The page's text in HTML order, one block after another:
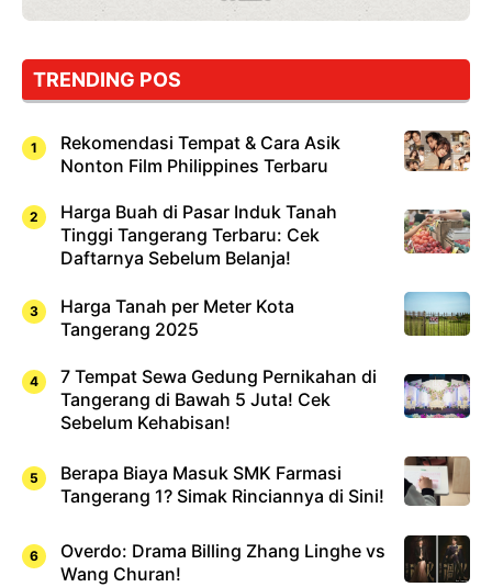
Dicoba,
Cuma
Sushi!
TRENDING POS
Rekomendasi Tempat & Cara Asik
Nonton Film Philippines Terbaru
Harga Buah di Pasar Induk Tanah
Tinggi Tangerang Terbaru: Cek
Daftarnya Sebelum Belanja!
Harga Tanah per Meter Kota
Tangerang 2025
7 Tempat Sewa Gedung Pernikahan di
Tangerang di Bawah 5 Juta! Cek
Sebelum Kehabisan!
Berapa Biaya Masuk SMK Farmasi
Tangerang 1? Simak Rinciannya di Sini!
Overdo: Drama Billing Zhang Linghe vs
Wang Churan!